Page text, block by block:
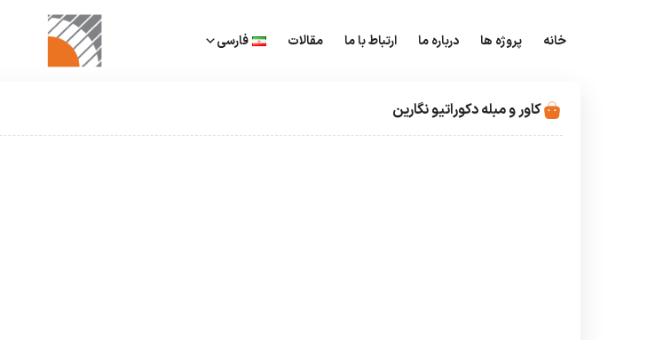
خانه پروژه ها درباره ما ارتباط با ما مقالات فارسی
کاور و مبله دکوراتیو نگارین